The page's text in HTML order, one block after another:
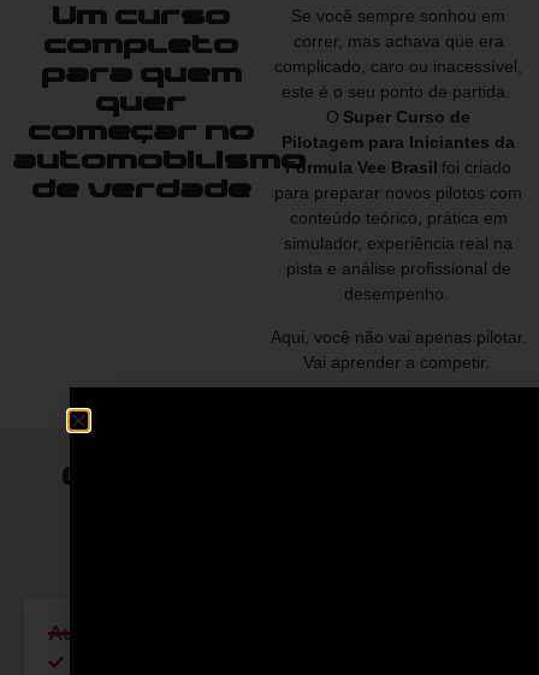
Um curso
completo
para quem
quer
começar no
automobilismo
de verdade
Se você sempre sonhou em
correr, mas achava que era
complicado, caro ou inacessível,
este é o seu ponto de partida.
O Super Curso de
Pilotagem para Iniciantes da
Fórmula Vee Brasil foi criado
para preparar novos pilotos com
conteúdo teórico, prática em
simulador, experiência real na
pista e análise profissional de
desempenho.
Aqui, você não vai apenas pilotar.
Vai aprender a competir.
O que está incluso no